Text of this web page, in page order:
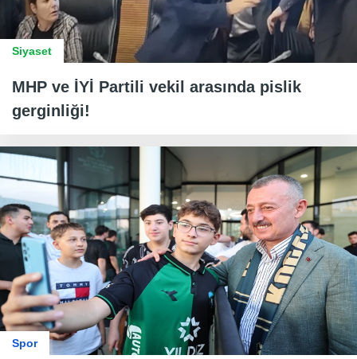
Siyaset
MHP ve İYİ Partili vekil arasında pislik
gerginliği!
Spor